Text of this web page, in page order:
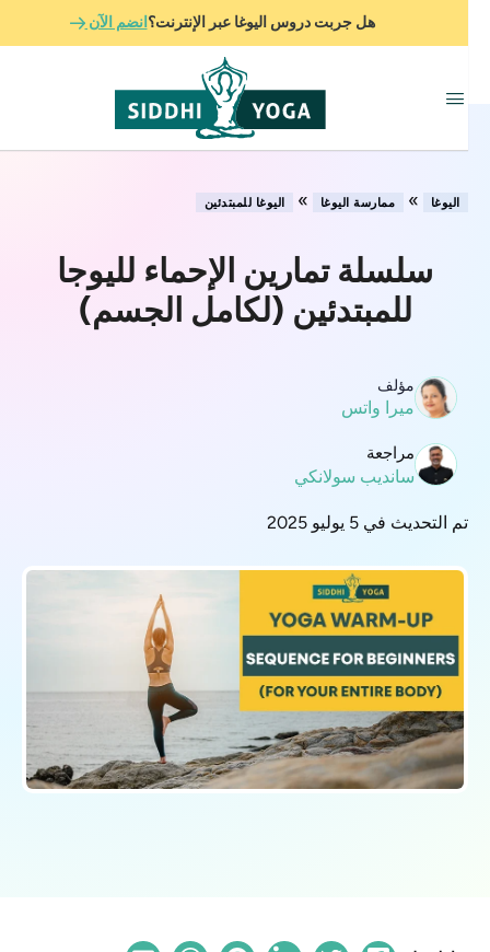
هل جربت دروس اليوغا عبر الإنترنت؟انضم الآن
اليوغا » ممارسة اليوغا » اليوغا للمبتدئين
سلسلة تمارين الإحماء لليوجا
للمبتدئين (لكامل الجسم)
مؤلف
ميرا واتس
مراجعة
سانديب سولانكي
تم التحديث في 5 يوليو 2025